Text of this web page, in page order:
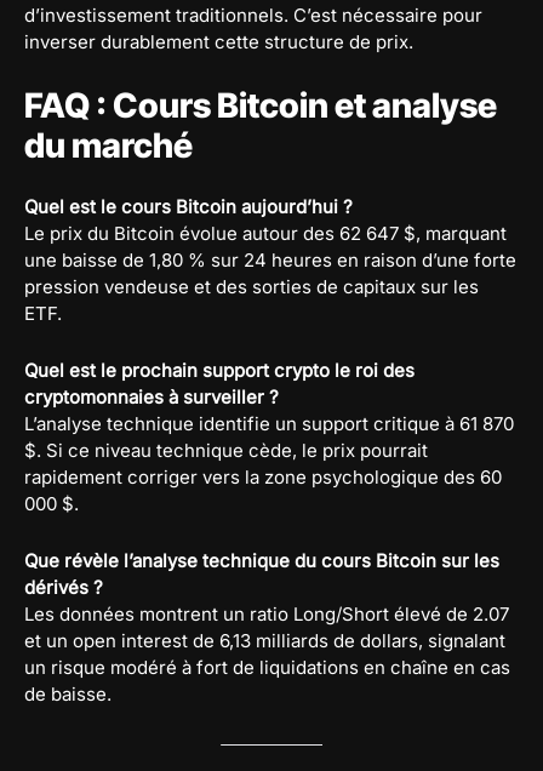
d’investissement traditionnels. C’est nécessaire pour
inverser durablement cette structure de prix.
FAQ : Cours Bitcoin et analyse
du marché
Quel est le cours Bitcoin aujourd’hui ?
Le prix du Bitcoin évolue autour des 62 647 $, marquant
une baisse de 1,80 % sur 24 heures en raison d’une forte
pression vendeuse et des sorties de capitaux sur les
ETF.
Quel est le prochain support crypto le roi des
cryptomonnaies à surveiller ?
L’analyse technique identifie un support critique à 61 870
$. Si ce niveau technique cède, le prix pourrait
rapidement corriger vers la zone psychologique des 60
000 $.
Que révèle l’analyse technique du cours Bitcoin sur les
dérivés ?
Les données montrent un ratio Long/Short élevé de 2.07
et un open interest de 6,13 milliards de dollars, signalant
un risque modéré à fort de liquidations en chaîne en cas
de baisse.